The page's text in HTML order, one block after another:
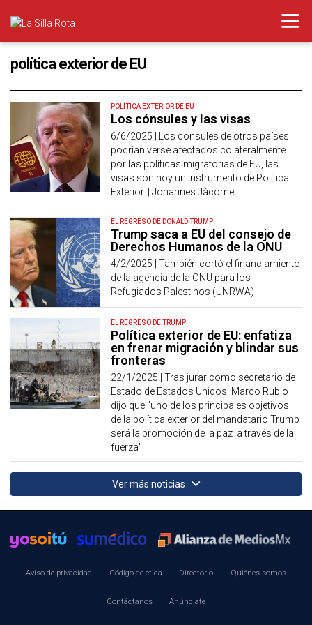
política exterior de EU
POLÍTICA EXTERIOR DE EU
Los cónsules y las visas
6/6/2025 |
Los cónsules de otros países
podrían verse afectados colateralmente
por las políticas migratorias de EU, las
visas son hoy un instrumento de Política
Exterior. | Johannes Jácome
EL REGRESO DE DONALD TRUMP
Trump saca a EU del consejo de
Derechos Humanos de la ONU
4/2/2025 |También cortó el financiamiento
de la agencia de la ONU para los
Refugiados Palestinos (UNRWA)
EL REGRESO DE TRUMP
Política exterior de EU: enfatiza
en frenar migración y blindar sus
fronteras
22/1/2025 |Tras jurar como secretario de
Estado de Estados Unidos, Marco Rubio
dijo que "uno de los principales objetivos
de la política exterior del mandatario Trump
será la promoción de la paz a través de la
fuerza"
Ver más noticias
Aviso de privacidad Código de ética Directorio Quiénes somos
Contáctanos Anúnciate